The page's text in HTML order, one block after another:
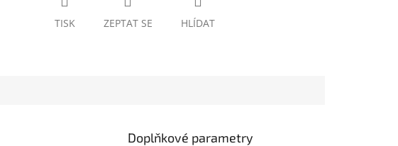
TISK ZEPTAT SE HLÍDAT
Doplňkové parametry